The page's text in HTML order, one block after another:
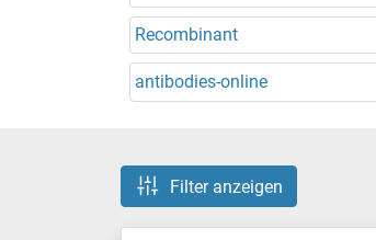
Recombinant
antibodies-online
Filter anzeigen